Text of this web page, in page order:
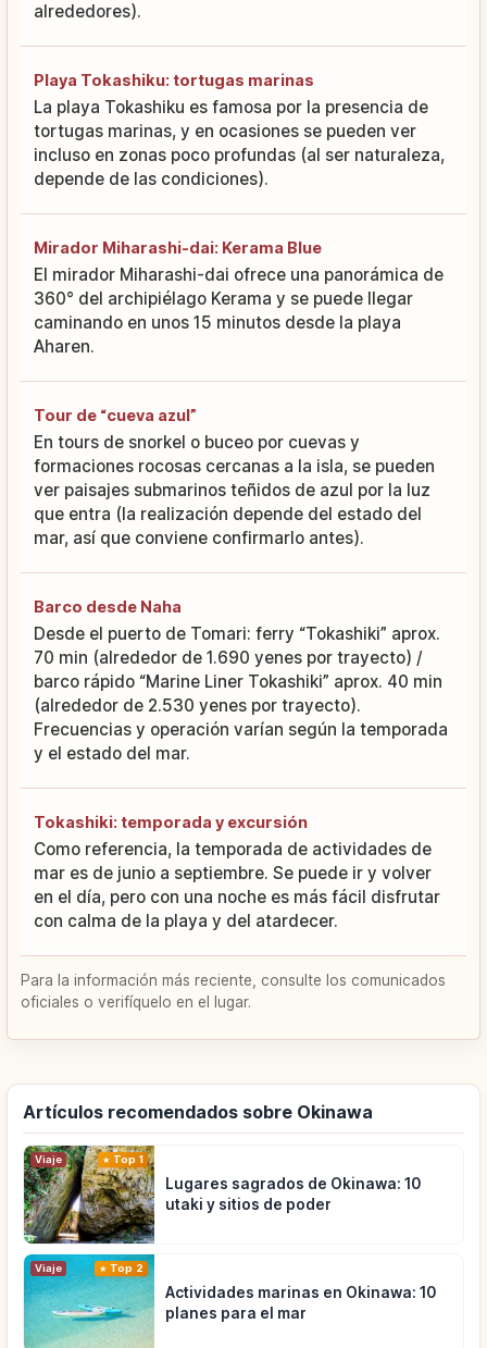
alrededores).
Playa Tokashiku: tortugas marinas
La playa Tokashiku es famosa por la presencia de
tortugas marinas, y en ocasiones se pueden ver
incluso en zonas poco profundas (al ser naturaleza,
depende de las condiciones).
Mirador Miharashi-dai: Kerama Blue
El mirador Miharashi-dai ofrece una panorámica de
360° del archipiélago Kerama y se puede llegar
caminando en unos 15 minutos desde la playa
Aharen.
Tour de “cueva azul”
En tours de snorkel o buceo por cuevas y
formaciones rocosas cercanas a la isla, se pueden
ver paisajes submarinos teñidos de azul por la luz
que entra (la realización depende del estado del
mar, así que conviene confirmarlo antes).
Barco desde Naha
Desde el puerto de Tomari: ferry “Tokashiki” aprox.
70 min (alrededor de 1.690 yenes por trayecto) /
barco rápido “Marine Liner Tokashiki” aprox. 40 min
(alrededor de 2.530 yenes por trayecto).
Frecuencias y operación varían según la temporada
y el estado del mar.
Tokashiki: temporada y excursión
Como referencia, la temporada de actividades de
mar es de junio a septiembre. Se puede ir y volver
en el día, pero con una noche es más fácil disfrutar
con calma de la playa y del atardecer.
Para la información más reciente, consulte los comunicados
oficiales o verifíquelo en el lugar.
Artículos recomendados sobre Okinawa
Viaje Top 1
Lugares sagrados de Okinawa: 10
utaki y sitios de poder
Viaje Top 2
Actividades marinas en Okinawa: 10
planes para el mar